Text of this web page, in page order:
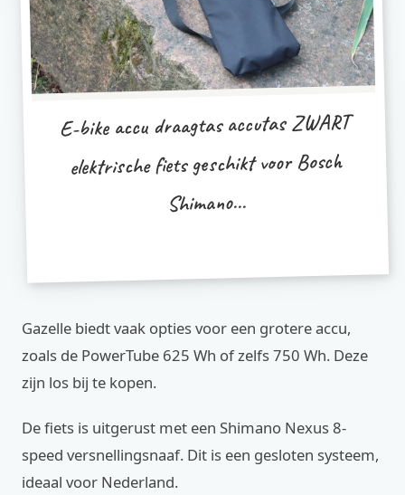
E-bike accu draagtas accutas ZWART
elektrische fiets geschikt voor Bosch
Shimano...
Gazelle biedt vaak opties voor een grotere accu,
zoals de PowerTube 625 Wh of zelfs 750 Wh. Deze
zijn los bij te kopen.
De fiets is uitgerust met een Shimano Nexus 8-
speed versnellingsnaaf. Dit is een gesloten systeem,
ideaal voor Nederland.